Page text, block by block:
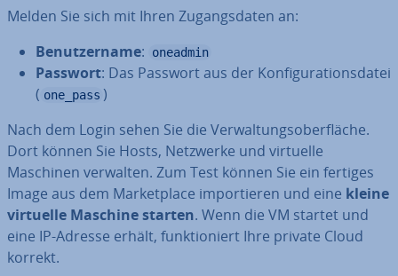
Melden Sie sich mit Ihren Zu­gangs­da­ten an:
Be­nut­zer­na­me: oneadmin
Passwort: Das Passwort aus der Kon­fi­gu­ra­ti­ons­da­tei
( one_pass )
Nach dem Login sehen Sie die Ver­wal­tungs­ober­flä­che.
Dort können Sie Hosts, Netzwerke und virtuelle
Maschinen verwalten. Zum Test können Sie ein fertiges
Image aus dem Mar­ket­place im­por­tie­ren und eine kleine
virtuelle Maschine starten. Wenn die VM startet und
eine IP-Adresse erhält, funk­tio­niert Ihre private Cloud
korrekt.